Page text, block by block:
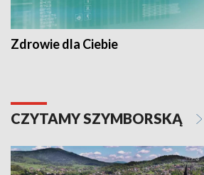
Zdrowie dla Ciebie
CZYTAMY SZYMBORSKĄ